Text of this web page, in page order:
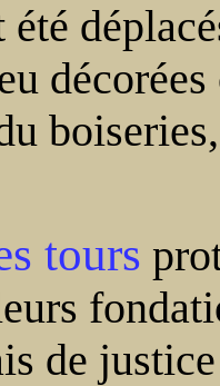
tours
de